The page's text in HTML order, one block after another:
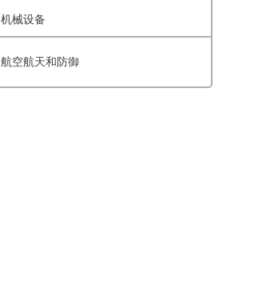
机械设备
航空航天和防御